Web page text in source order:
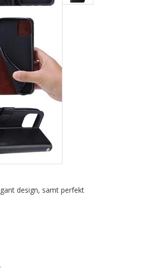
design, samt perfekt